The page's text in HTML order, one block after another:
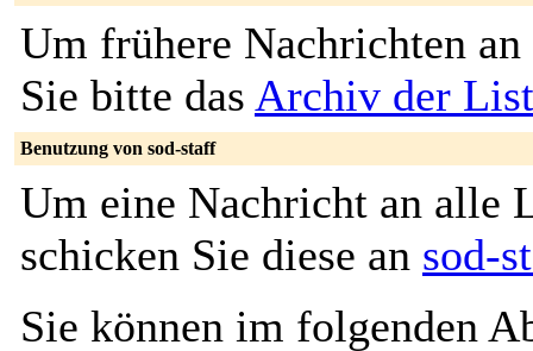
Um frühere Nachrichten an
Sie bitte das Archiv der
Benutzung von sod-staff
Um eine Nachricht an alle
schicken Sie diese an sod-
Sie können im folgenden